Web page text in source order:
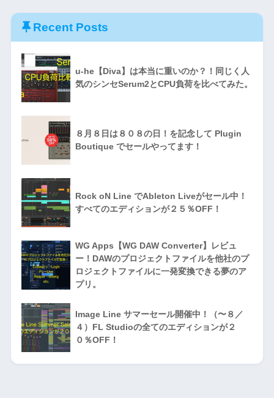
Recent Posts
u-he【Diva】は本当に重いのか？！同じく人
気のシンセSerum2とCPU負荷を比べてみた。
８月８日は８０８の日！を記念して Plugin
Boutique でセールやってます！
Rock oN Line でAbleton Liveがセール中！
すべてのエディションが２５％OFF！
WG Apps【WG DAW Converter】レビュ
ー！DAWのプロジェクトファイルを他社のプ
ロジェクトファイルに一発変換できる夢のア
プリ。
Image Line サマーセール開催中！（〜８／
４）FL Studioの全てのエディションが２
０％OFF！